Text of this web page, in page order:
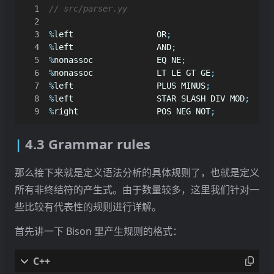
std
std SEMICOLON
COMMA
DOT
std
std
<
std
std
<std::string >
<std::string> RSABRAC
">]"
< std ::string BACKSLASH
< std::string> REAL
SPtr< Exprs >>
<SPtr
<SPtr
<SPtr<AssignExprs
<SPtr<AssignExpr
assign_expr
<SPtr
array_exprs
<SPtr
array_expr
< SPtr
number
<SPtr< String >>
<SPtr<Lvalue>>
lvalue
<SPtr<CompValues>>
comp_values
< SPtr< ArrayValues >>
array_values
;
%left OR;
%left AND;
%nonassoc EQ NE;
%nonassoc LT LE GT GE;
%left PLUS MINUS;
%left STAR SLASH DIV MOD;
%right POS NEG NOT;
4.3 Grammar rules
那么接下来就是定义语法分析的具体规则了，也就是定义
所有非终结符的产生式。由于数量较多，这里我们针对一
些比较有代表性的规则进行详解。
首先讲一下 Bison 里产生规则的格式：